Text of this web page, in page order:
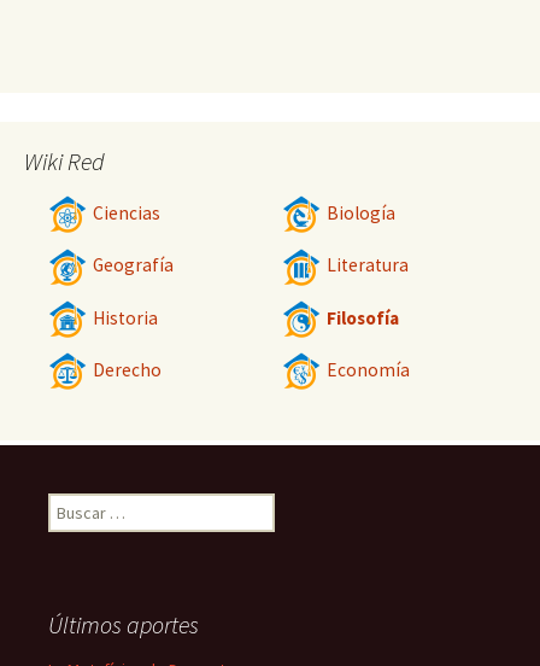
Wiki Red
Ciencias Biología
Geografía Literatura
Historia Filosofía
Derecho Economía
Buscar:
Últimos aportes